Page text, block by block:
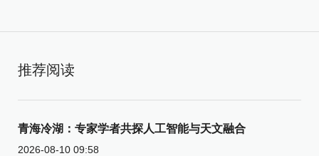
推荐阅读
青海冷湖：专家学者共探人工智能与天文融合
2026-08-10 09:58